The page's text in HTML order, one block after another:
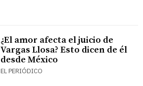
¿El amor afecta el juicio de
Vargas Llosa? Esto dicen de él
desde México
EL PERIÓDICO